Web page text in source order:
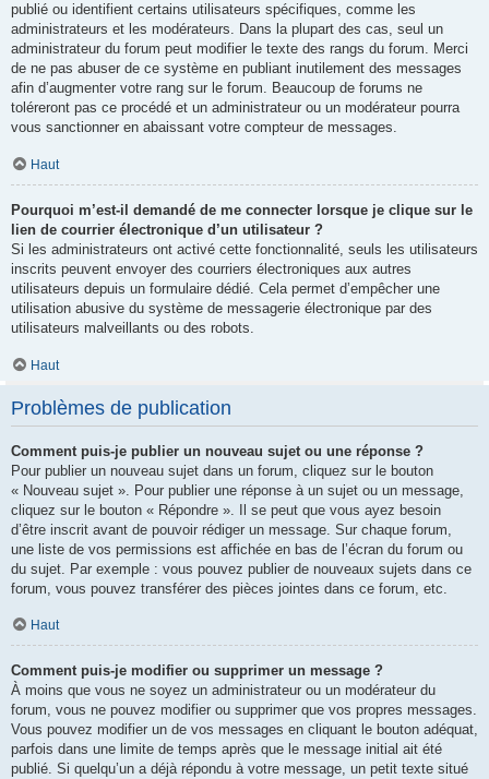
publié ou identifient certains utilisateurs spécifiques, comme les
administrateurs et les modérateurs. Dans la plupart des cas, seul un
administrateur du forum peut modifier le texte des rangs du forum. Merci
de ne pas abuser de ce système en publiant inutilement des messages
afin d’augmenter votre rang sur le forum. Beaucoup de forums ne
toléreront pas ce procédé et un administrateur ou un modérateur pourra
vous sanctionner en abaissant votre compteur de messages.
Haut
Pourquoi m’est-il demandé de me connecter lorsque je clique sur le
lien de courrier électronique d’un utilisateur ?
Si les administrateurs ont activé cette fonctionnalité, seuls les utilisateurs
inscrits peuvent envoyer des courriers électroniques aux autres
utilisateurs depuis un formulaire dédié. Cela permet d’empêcher une
utilisation abusive du système de messagerie électronique par des
utilisateurs malveillants ou des robots.
Haut
Problèmes de publication
Comment puis-je publier un nouveau sujet ou une réponse ?
Pour publier un nouveau sujet dans un forum, cliquez sur le bouton
« Nouveau sujet ». Pour publier une réponse à un sujet ou un message,
cliquez sur le bouton « Répondre ». Il se peut que vous ayez besoin
d’être inscrit avant de pouvoir rédiger un message. Sur chaque forum,
une liste de vos permissions est affichée en bas de l’écran du forum ou
du sujet. Par exemple : vous pouvez publier de nouveaux sujets dans ce
forum, vous pouvez transférer des pièces jointes dans ce forum, etc.
Haut
Comment puis-je modifier ou supprimer un message ?
À moins que vous ne soyez un administrateur ou un modérateur du
forum, vous ne pouvez modifier ou supprimer que vos propres messages.
Vous pouvez modifier un de vos messages en cliquant le bouton adéquat,
parfois dans une limite de temps après que le message initial ait été
publié. Si quelqu’un a déjà répondu à votre message, un petit texte situé